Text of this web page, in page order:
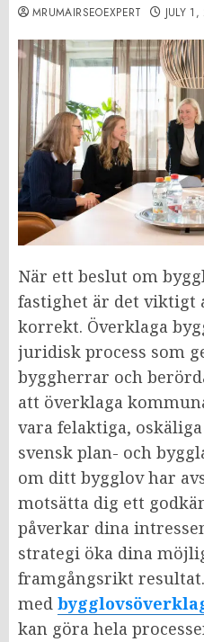
MRUMAIRSEOEXPERT JULY
När ett beslut om
fastighet är det viktigt
korrekt. Överklaga
juridisk process som
byggherrar och
att överklaga
vara felaktiga,
svensk plan- och
om ditt bygglov har
motsätta dig ett
påverkar dina
strategi öka dina
framgångsrikt
med
kan göra hela